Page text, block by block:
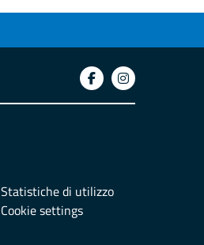
Statistiche di utilizzo
Cookie settings